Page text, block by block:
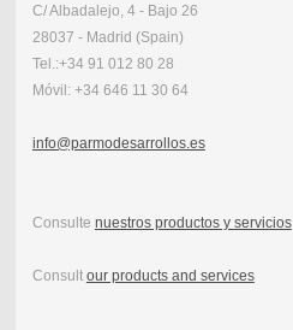
C/ Albadalejo, 4 - Bajo 26
28037 - Madrid (Spain)
Tel.:+34 91 012 80 28
Móvil: +34 646 11 30 64
info@parmodesarrollos.es
Consulte nuestros productos y servicios
Consult our products and services